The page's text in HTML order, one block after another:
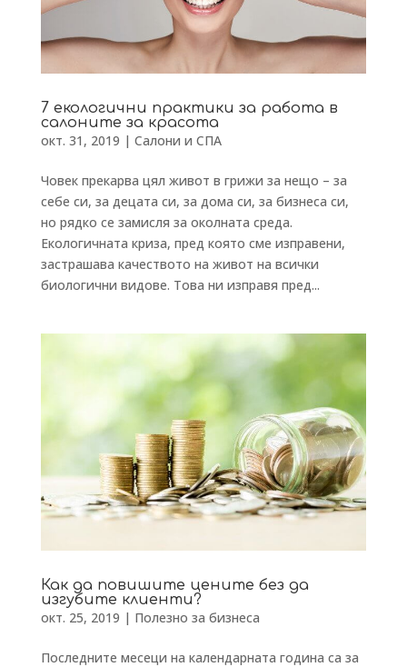
7 екологични практики за работа в
салоните за красота
окт. 31, 2019 | Салони и СПА
Човек прекарва цял живот в грижи за нещо – за
себе си, за децата си, за дома си, за бизнеса си,
но рядко се замисля за околната среда.
Екологичната криза, пред която сме изправени,
застрашава качеството на живот на всички
биологични видове. Това ни изправя пред...
Как да повишите цените без да
изгубите клиенти?
окт. 25, 2019 | Полезно за бизнеса
Последните месеци на календарната година са за